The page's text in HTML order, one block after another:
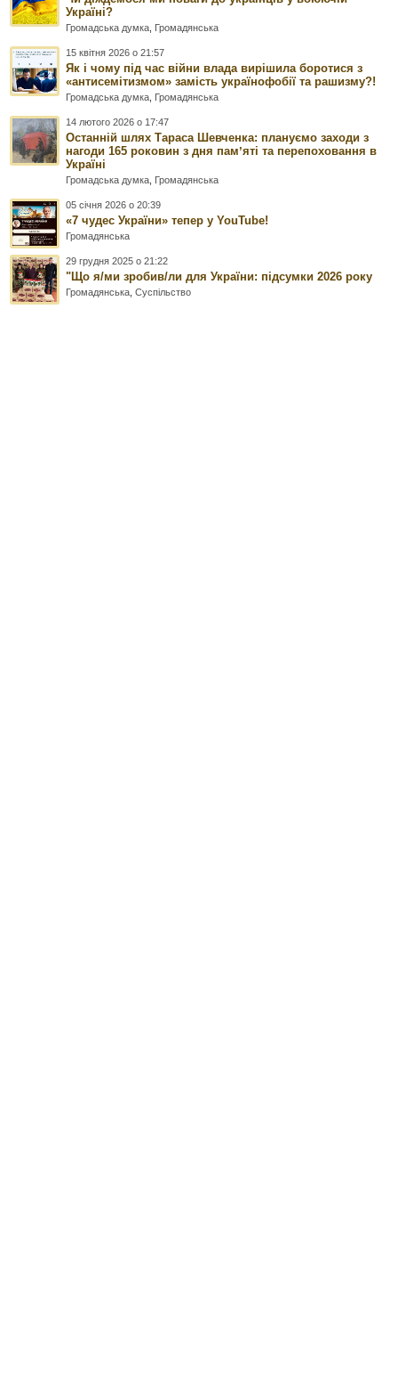
Україні?
Громадська думка Громадянська
15 квітня 2026 о 21:57
Як і чому під час війни влада вирішила боротися з
«антисемітизмом» замість українофобії та рашизму?!
Громадська думка Громадянська
14 лютого 2026 о 17:47
Останній шлях Тараса Шевченка: плануємо заходи з
нагоди 165 роковин з дня памʼяті та перепоховання в
Україні
Громадська думка Громадянська
05 січня 2026 о 20:39
«7 чудес України» тепер у YouTube!
Громадянська
29 грудня 2025 о 21:22
"Що я/ми зробив/ли для України: підсумки 2026 року
Громадянська ,Суспільство